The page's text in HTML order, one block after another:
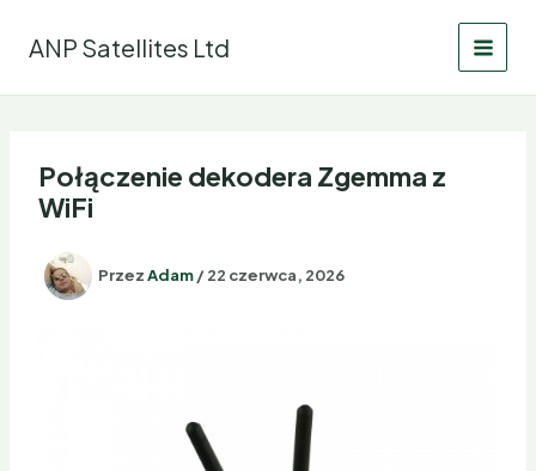
treści
ANP Satellites Ltd
Połączenie dekodera Zgemma z
WiFi
PrzezAdam/22 czerwca, 2026